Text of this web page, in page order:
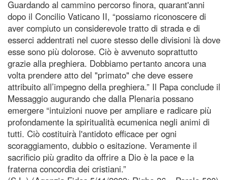
Guardando al cammino percorso finora, quarant'anni
dopo il Concilio Vaticano II, “possiamo riconoscere di
aver compiuto un considerevole tratto di strada e di
esserci addentrati nel cuore stesso delle divisioni là dove
esse sono più dolorose. Ciò è avvenuto soprattutto
grazie alla preghiera. Dobbiamo pertanto ancora una
volta prendere atto del "primato" che deve essere
attribuito all’impegno della preghiera.” Il Papa conclude il
Messaggio augurando che dalla Plenaria possano
emergere “intuizioni nuove per ampliare e radicare più
profondamente la spiritualità ecumenica negli animi di
tutti. Ciò costituirà l'antidoto efficace per ogni
scoraggiamento, dubbio o esitazione. Veramente il
sacrificio più gradito da offrire a Dio è la pace e la
fraterna concordia dei cristiani.”